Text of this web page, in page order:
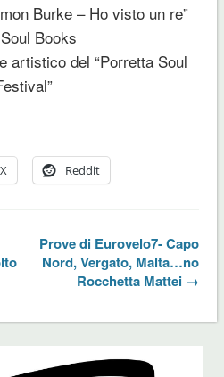
Burke – Ho visto un re”
Books
artistico del “Porretta Soul
X Reddit
Prove di Eurovelo7- Capo
Nord, Vergato, Malta…no
Rocchetta Mattei →